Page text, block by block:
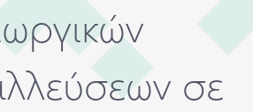
σε